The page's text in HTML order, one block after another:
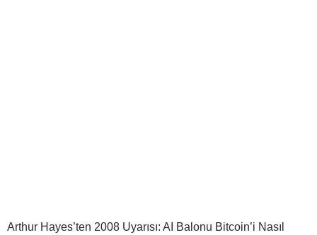
Arthur Hayes’ten 2008 Uyarısı: AI Balonu Bitcoin’i Nasıl